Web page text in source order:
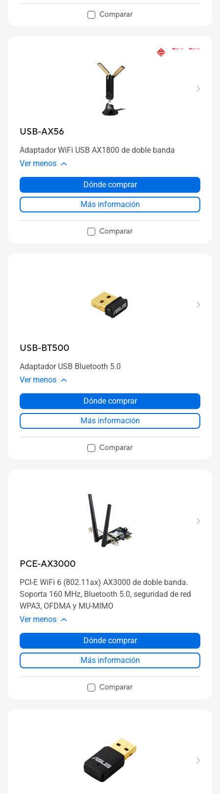
Comparar
USB-AX56
Adaptador WiFi USB AX1800 de doble banda
Ver menos
Dónde comprar
Más información
Comparar
USB-BT500
Adaptador USB Bluetooth 5.0
Ver menos
Dónde comprar
Más información
Comparar
PCE-AX3000
PCI-E WiFi 6 (802.11ax) AX3000 de doble banda.
Soporta 160 MHz, Bluetooth 5.0, seguridad de red
WPA3, OFDMA y MU-MIMO
Ver menos
Dónde comprar
Más información
Comparar